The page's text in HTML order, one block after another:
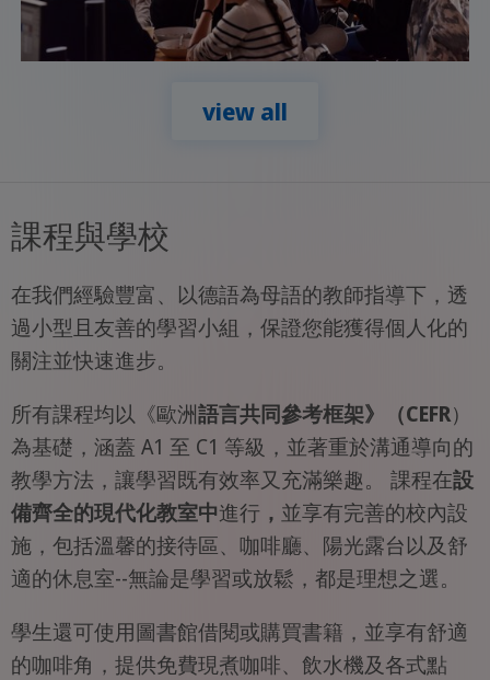
view all
課程與學校
在我們經驗豐富、以德語為母語的教師指導下，透
過小型且友善的學習小組，保證您能獲得個人化的
關注並快速進步。
所有課程均以《歐洲語言共同參考框架》（CEFR）
為基礎，涵蓋 A1 至 C1 等級，並著重於溝通導向的
教學方法，讓學習既有效率又充滿樂趣。 課程在設
備齊全的現代化教室中進行， 並享有完善的校內設
施，包括溫馨的接待區、咖啡廳、陽光露台以及舒
適的休息室--無論是學習或放鬆，都是理想之選。
學生還可使用圖書館借閱或購買書籍，並享有舒適
的咖啡角，提供免費現煮咖啡、飲水機及各式點